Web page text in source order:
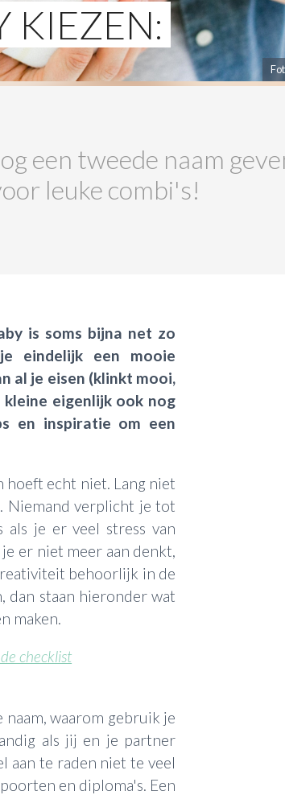
KIEZEN:
een tweede naam
leuke combi's!
is soms bijna net zo
eindelijk een mooie
al je eisen (klinkt mooi,
eigenlijk ook nog
en inspiratie om een
hoeft echt niet. Lang niet
Niemand verplicht je tot
als je er veel stress van
er niet meer aan denkt,
behoorlijk in de
dan staan hieronder wat
maken.
checklist
waarom gebruik je
als jij en je partner
aan te raden niet te veel
en diploma's. Een